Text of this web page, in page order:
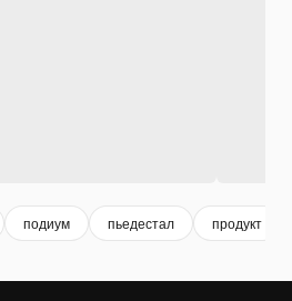
подиум пьедестал продукт